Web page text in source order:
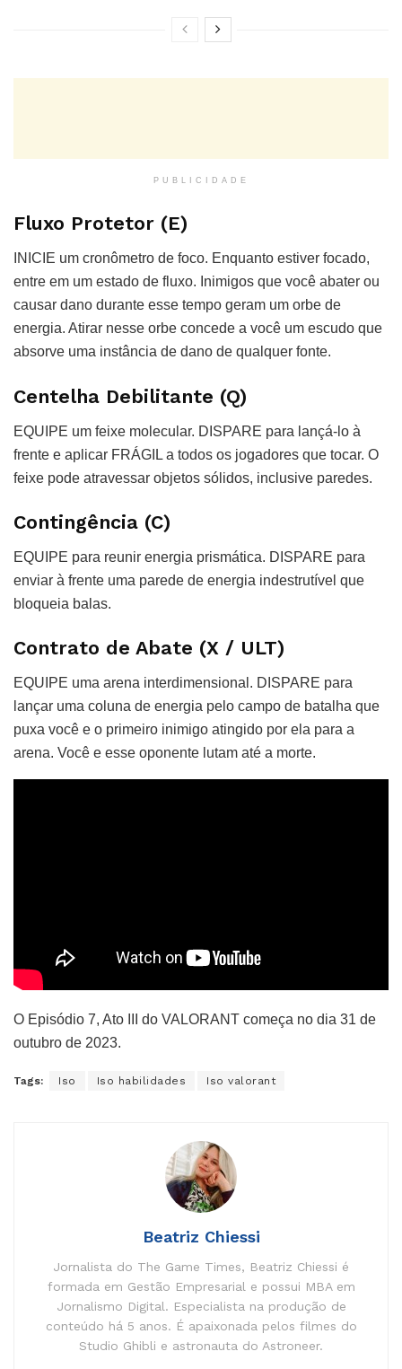
PUBLICIDADE
Fluxo Protetor (E)
INICIE um cronômetro de foco. Enquanto estiver focado,
entre em um estado de fluxo. Inimigos que você abater ou
causar dano durante esse tempo geram um orbe de
energia. Atirar nesse orbe concede a você um escudo que
absorve uma instância de dano de qualquer fonte.
Centelha Debilitante (Q)
EQUIPE um feixe molecular. DISPARE para lançá-lo à
frente e aplicar FRÁGIL a todos os jogadores que tocar. O
feixe pode atravessar objetos sólidos, inclusive paredes.
Contingência (C)
EQUIPE para reunir energia prismática. DISPARE para
enviar à frente uma parede de energia indestrutível que
bloqueia balas.
Contrato de Abate (X / ULT)
EQUIPE uma arena interdimensional. DISPARE para
lançar uma coluna de energia pelo campo de batalha que
puxa você e o primeiro inimigo atingido por ela para a
arena. Você e esse oponente lutam até a morte.
O Episódio 7, Ato III do VALORANT começa no dia 31 de
outubro de 2023.
Tags: Iso Iso habilidades Iso valorant
Beatriz Chiessi
Jornalista do The Game Times, Beatriz Chiessi é
formada em Gestão Empresarial e possui MBA em
Jornalismo Digital. Especialista na produção de
conteúdo há 5 anos. É apaixonada pelos filmes do
Studio Ghibli e astronauta do Astroneer.